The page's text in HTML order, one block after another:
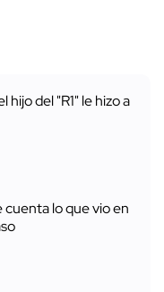
hijo del "R1" le hizo a
lo que vio en